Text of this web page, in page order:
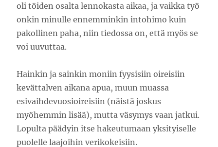
oli töiden osalta lennokasta aikaa, ja vaikka työ
onkin minulle ennemminkin intohimo kuin
pakollinen paha, niin tiedossa on, että myös se
voi uuvuttaa.
Hainkin ja sainkin moniin fyysisiin oireisiin
kevättalven aikana apua, muun muassa
esivaihdevuosioireisiin (näistä joskus
myöhemmin lisää), mutta väsymys vaan jatkui.
Lopulta päädyin itse hakeutumaan yksityiselle
puolelle laajoihin verikokeisiin.